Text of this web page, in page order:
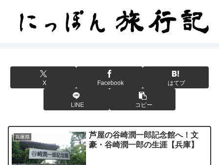
X Facebook はてブ
LINE コピー
兵庫県
芦屋の谷崎潤一郎記念館へ！文
豪・谷崎潤一郎の生涯【兵庫】